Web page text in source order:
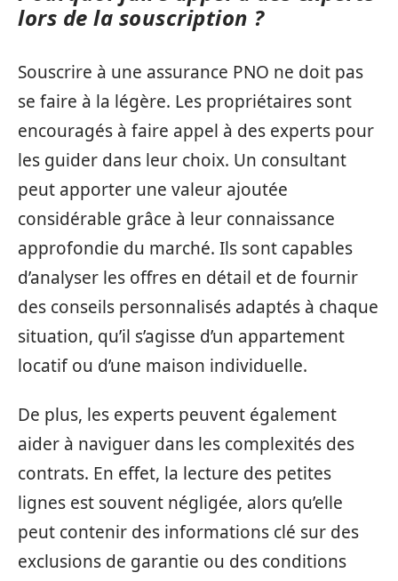
lors de la souscription ?
Souscrire à une assurance PNO ne doit pas
se faire à la légère. Les propriétaires sont
encouragés à faire appel à des experts pour
les guider dans leur choix. Un consultant
peut apporter une valeur ajoutée
considérable grâce à leur connaissance
approfondie du marché. Ils sont capables
d’analyser les offres en détail et de fournir
des conseils personnalisés adaptés à chaque
situation, qu’il s’agisse d’un appartement
locatif ou d’une maison individuelle.
De plus, les experts peuvent également
aider à naviguer dans les complexités des
contrats. En effet, la lecture des petites
lignes est souvent négligée, alors qu’elle
peut contenir des informations clé sur des
exclusions de garantie ou des conditions